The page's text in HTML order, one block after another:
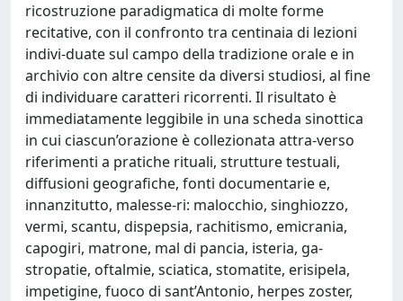
ricostruzione paradigmatica di molte forme
recitative, con il confronto tra centinaia di lezioni
indivi-duate sul campo della tradizione orale e in
archivio con altre censite da diversi studiosi, al fine
di individuare caratteri ricorrenti. Il risultato è
immediatamente leggibile in una scheda sinottica
in cui ciascun’orazione è collezionata attra-verso
riferimenti a pratiche rituali, strutture testuali,
diffusioni geografiche, fonti documentarie e,
innanzitutto, malesse-ri: malocchio, singhiozzo,
vermi, scantu, dispepsia, rachitismo, emicrania,
capogiri, matrone, mal di pancia, isteria, ga-
stropatie, oftalmie, sciatica, stomatite, erisipela,
impetigine, fuoco di sant’Antonio, herpes zoster,